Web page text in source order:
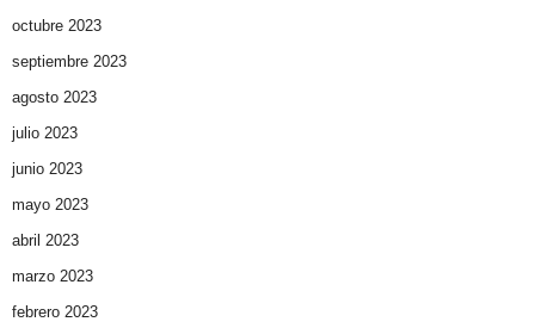
octubre 2023
septiembre 2023
agosto 2023
julio 2023
junio 2023
mayo 2023
abril 2023
marzo 2023
febrero 2023